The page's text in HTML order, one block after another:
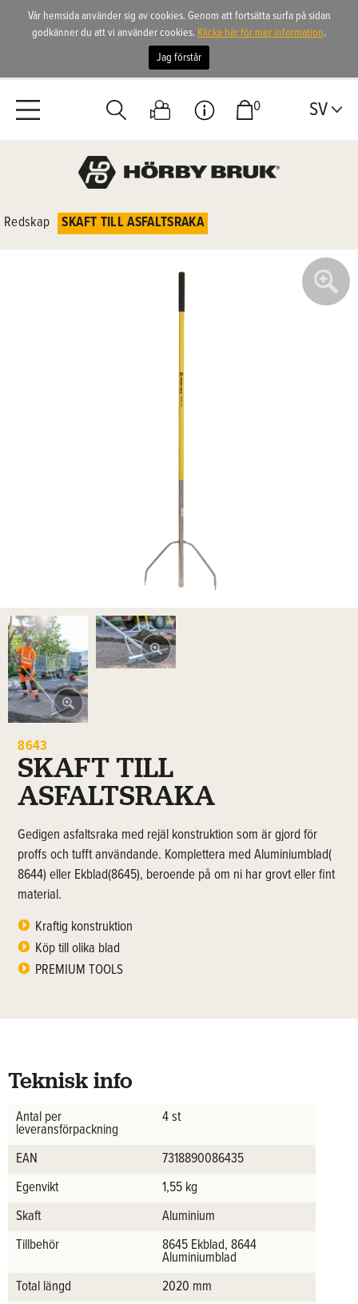
0 SV
Redskap SKAFT TILL ASFALTSRAKA
8643
SKAFT TILL
ASFALTSRAKA
Gedigen asfaltsraka med rejäl konstruktion som är gjord för
proffs och tufft användande. Komplettera med Aluminiumblad(
8644) eller Ekblad(8645), beroende på om ni har grovt eller fint
material.
Kraftig konstruktion
Köp till olika blad
PREMIUM TOOLS
Teknisk info
Antal per
leveransförpackning
4 st
EAN
7318890086435
Egenvikt
1,55 kg
Skaft
Aluminium
Tillbehör
8645 Ekblad, 8644
Aluminiumblad
Total längd
2020 mm
Vår hemsida använder sig av cookies. Genom att fortsätta surfa på sidan
godkänner du att vi använder cookies. Klicka här för mer information.
Jag förstår